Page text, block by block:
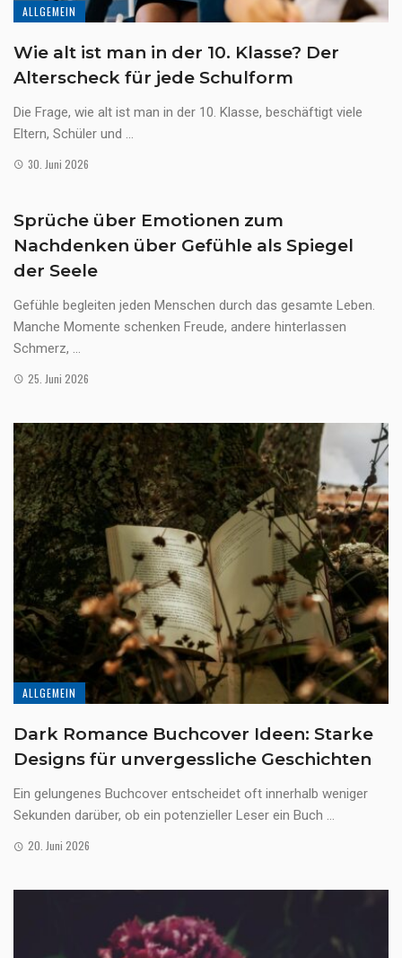
ALLGEMEIN
Wie alt ist man in der 10. Klasse? Der
Alterscheck für jede Schulform
Die Frage, wie alt ist man in der 10. Klasse, beschäftigt viele
Eltern, Schüler und ...
30. Juni 2026
Sprüche über Emotionen zum
Nachdenken über Gefühle als Spiegel
der Seele
Gefühle begleiten jeden Menschen durch das gesamte Leben.
Manche Momente schenken Freude, andere hinterlassen
Schmerz, ...
25. Juni 2026
ALLGEMEIN
Dark Romance Buchcover Ideen: Starke
Designs für unvergessliche Geschichten
Ein gelungenes Buchcover entscheidet oft innerhalb weniger
Sekunden darüber, ob ein potenzieller Leser ein Buch ...
20. Juni 2026